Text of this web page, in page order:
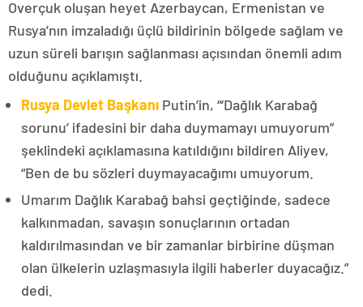
Overçuk oluşan heyet Azerbaycan, Ermenistan ve
Rusya’nın imzaladığı üçlü bildirinin bölgede sağlam ve
uzun süreli barışın sağlanması açısından önemli adım
olduğunu açıklamıştı.
Rusya Devlet Başkanı Putin’in, “‘Dağlık Karabağ
sorunu’ ifadesini bir daha duymamayı umuyorum”
şeklindeki açıklamasına katıldığını bildiren Aliyev,
“Ben de bu sözleri duymayacağımı umuyorum.
Umarım Dağlık Karabağ bahsi geçtiğinde, sadece
kalkınmadan, savaşın sonuçlarının ortadan
kaldırılmasından ve bir zamanlar birbirine düşman
olan ülkelerin uzlaşmasıyla ilgili haberler duyacağız.”
dedi.